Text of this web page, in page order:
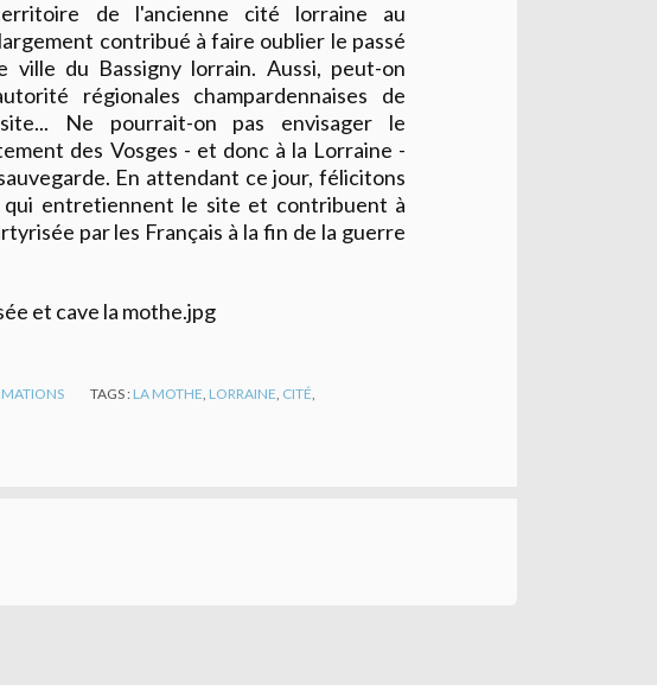
de l'ancienne cité lorraine au
contribué à faire oublier le passé
du Bassigny lorrain. Aussi, peut-on
régionales champardennaises de
Ne pourrait-on pas envisager le
des Vosges - et donc à la Lorraine -
En attendant ce jour, félicitons
qui entretiennent le site et contribuent à
par les Français à la fin de la guerre
TAGS : LA MOTHE LORRAINE CITÉ